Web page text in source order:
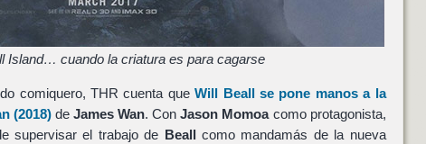
Island… cuando la criatura es para cagarse
comiquero, THR cuenta queWill Beallse pone manos a la
(2018)deJames Wan. ConJason Momoacomo protagonista,
supervisar el trabajo de Beall como mandamás de la nueva